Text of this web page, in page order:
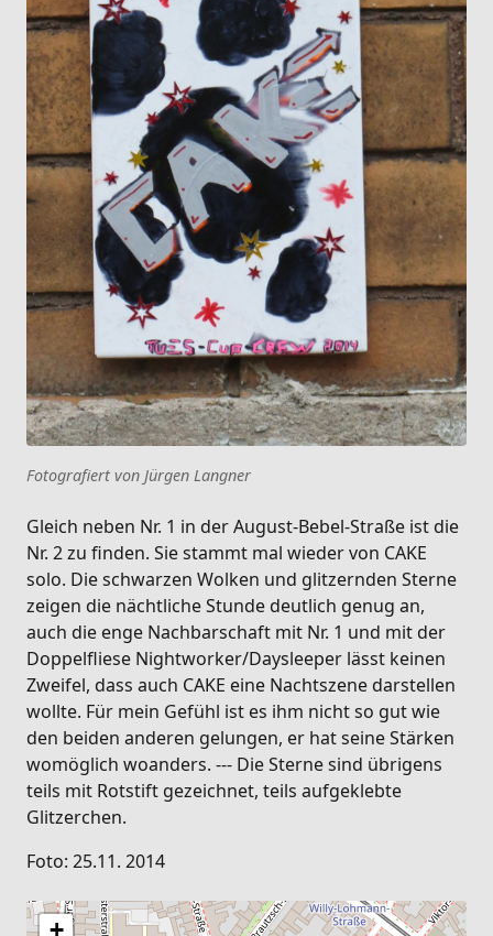
Fotografiert von Jürgen Langner
Gleich neben Nr. 1 in der August-Bebel-Straße ist die
Nr. 2 zu finden. Sie stammt mal wieder von CAKE
solo. Die schwarzen Wolken und glitzernden Sterne
zeigen die nächtliche Stunde deutlich genug an,
auch die enge Nachbarschaft mit Nr. 1 und mit der
Doppelfliese Nightworker/Daysleeper lässt keinen
Zweifel, dass auch CAKE eine Nachtszene darstellen
wollte. Für mein Gefühl ist es ihm nicht so gut wie
den beiden anderen gelungen, er hat seine Stärken
womöglich woanders. --- Die Sterne sind übrigens
teils mit Rotstift gezeichnet, teils aufgeklebte
Glitzerchen.
Foto: 25.11. 2014
+